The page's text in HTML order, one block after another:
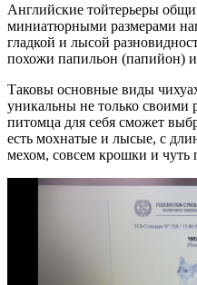
Английские тойтерьеры
миниатюрными размерами
гладкой и лысой
похожи папильон (папийон)
Таковы основные виды
уникальны не только своими
питомца для себя сможет
есть мохнатые и лысые, с
мехом, совсем крошки и чуть